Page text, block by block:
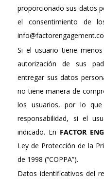
proporcionado sus datos
el consentimiento de
Si el usuario tiene
autorización de sus
entregar sus datos
no tiene manera de
los usuarios, por lo que
responsabilidad, si el
indicado. En FACTOR
Ley de Protección de la
de 1998 (“COPPA”).
Datos identificativos del